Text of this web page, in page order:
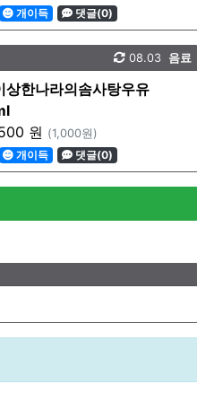
개이득 댓글(0)
음료
08.03
상한나라의솜사탕우유
원 (1,000원)
개이득 댓글(0)